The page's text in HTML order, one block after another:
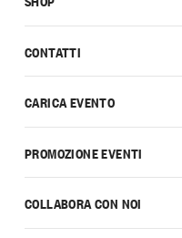
CONTATTI
CARICA EVENTO
PROMOZIONE EVENTI
COLLABORA CON NOI